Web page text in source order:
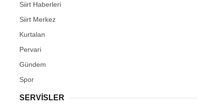
Siirt Haberleri
Siirt Merkez
Kurtalan
Pervari
Gündem
Spor
SERVİSLER